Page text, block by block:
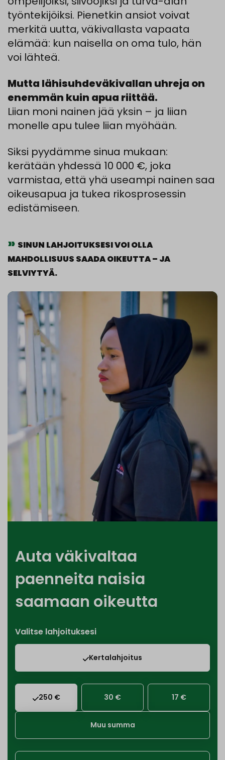
työntekijöiksi. Pienetkin ansiot voivat
merkitä uutta, väkivallasta vapaata
elämää: kun naisella on oma tulo, hän
voi lähteä.
Mutta lähisuhdeväkivallan uhreja on
enemmän kuin apua riittää.
Liian moni nainen jää yksin – ja liian
monelle apu tulee liian myöhään.
Siksi pyydämme sinua mukaan:
kerätään yhdessä 10 000 €, joka
varmistaa, että yhä useampi nainen saa
oikeusapua ja tukea rikosprosessin
edistämiseen.
SINUN LAHJOITUKSESI VOI OLLA
MAHDOLLISUUS SAADA OIKEUTTA – JA
SELVIYTYÄ.
Auta väkivaltaa
paenneita naisia
saamaan oikeutta
Valitse lahjoituksesi
Kertalahjoitus
250 € 30 € 17 €
Muu summa